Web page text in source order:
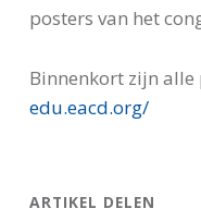
posters van het
Binnenkort zijn alle
edu.eacd.org/
ARTIKEL DELEN